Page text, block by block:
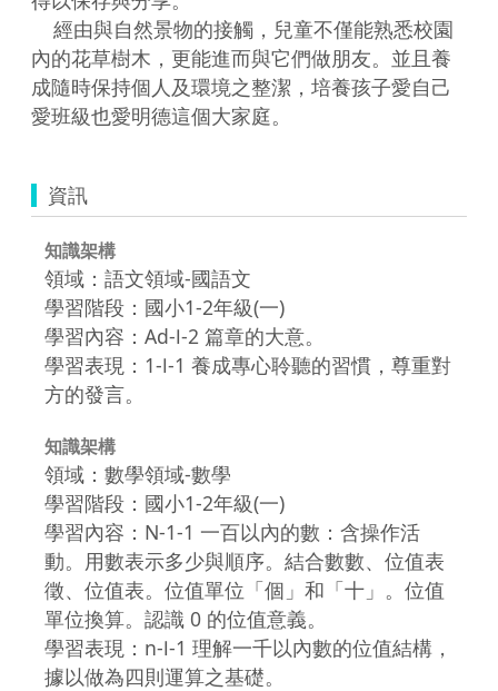
內的花草樹木，更能進而與它們做朋友。並且養
成隨時保持個人及環境之整潔，培養孩子愛自己
資訊
知識架構
領域：語文領域-國語文
學習階段：國小1-2年級(一)
學習內容：Ad-Ⅰ-2 篇章的大意。
學習表現：1-Ⅰ-1 養成專心聆聽的習慣，尊重對
方的發言。
知識架構
領域：數學領域-數學
學習階段：國小1-2年級(一)
學習內容：N-1-1 一百以內的數：含操作活
動。用數表示多少與順序。結合數數、位值表
徵、位值表。位值單位「個」和「十」。位值
單位換算。認識 0 的位值意義。
學習表現：n-Ⅰ-1 理解一千以內數的位值結構，
據以做為四則運算之基礎。